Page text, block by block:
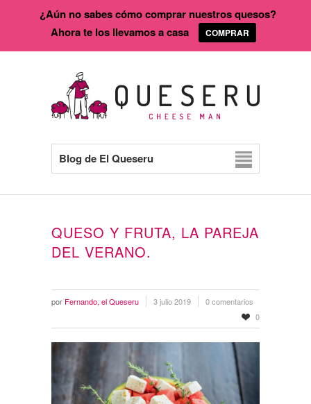
Blog de El Queseru
QUESO Y FRUTA, LA PAREJA
DEL VERANO.
por Fernando, el Queseru 3 julio 2019
0 comentarios
0
¿Aún no sabes cómo comprar nuestros quesos?
Ahora te los llevamos a casa
COMPRAR